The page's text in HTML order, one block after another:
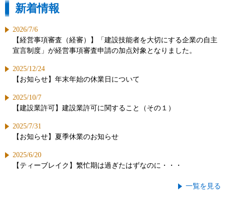
新着情報
2026/7/6
【経営事項審査（経審）】「建設技能者を大切にする企業の自主
宣言制度」が経営事項審査申請の加点対象となりました。
2025/12/24
【お知らせ】年末年始の休業日について
2025/10/7
【建設業許可】建設業許可に関すること（その１）
2025/7/31
【お知らせ】夏季休業のお知らせ
2025/6/20
【ティーブレイク】繁忙期は過ぎたはずなのに・・・
一覧を見る